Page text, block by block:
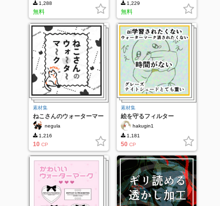
1,288
無料
1,229
無料
素材集
ねこさんのウォーターマー
ク
negula
1,216
10 CP
素材集
絵を守るフィルター
hakugin1
1,181
50 CP